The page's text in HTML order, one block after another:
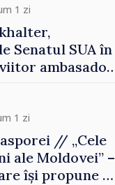
1 zi
Senatul SUA în
ambasador
1 zi
// „Cele
ale Moldovei” –
își propune să